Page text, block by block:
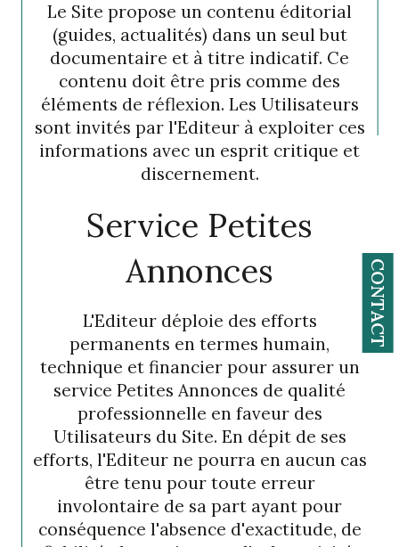
CONTACT
Le Site propose un contenu éditorial
(guides, actualités) dans un seul but
documentaire et à titre indicatif. Ce
contenu doit être pris comme des
éléments de réflexion. Les Utilisateurs
sont invités par l'Editeur à exploiter ces
informations avec un esprit critique et
discernement.
Service Petites
Annonces
L'Editeur déploie des efforts
permanents en termes humain,
technique et financier pour assurer un
service Petites Annonces de qualité
professionnelle en faveur des
Utilisateurs du Site. En dépit de ses
efforts, l'Editeur ne pourra en aucun cas
être tenu pour toute erreur
involontaire de sa part ayant pour
conséquence l'absence d'exactitude, de